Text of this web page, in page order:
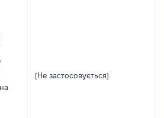
[Не застосовується]